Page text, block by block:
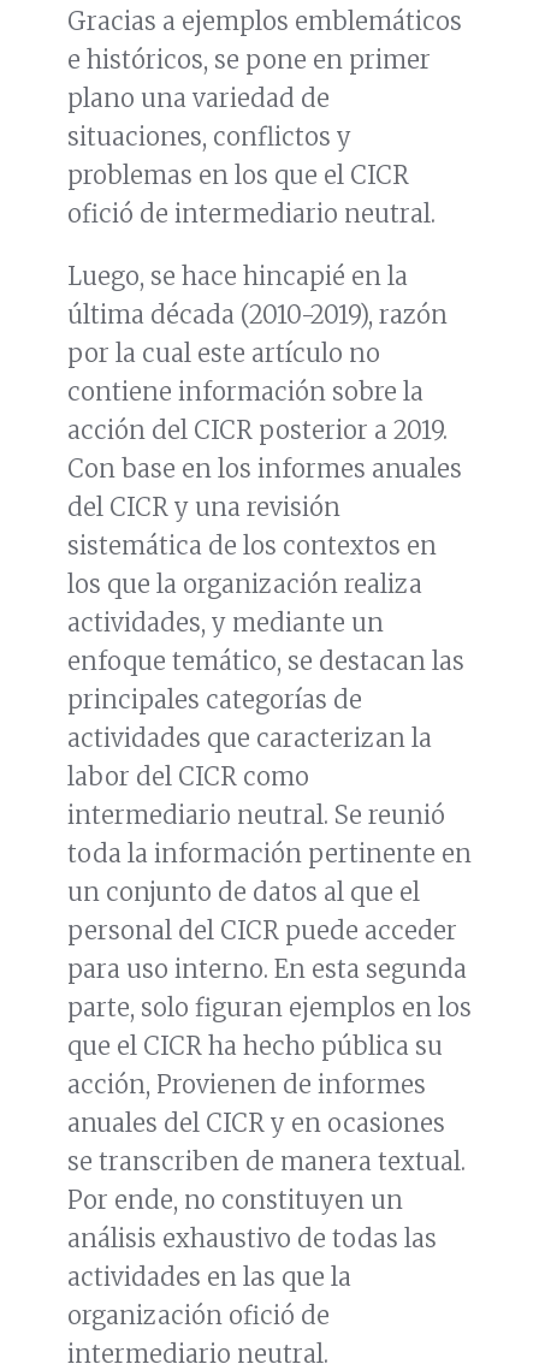
Gracias a ejemplos emblemáticos
e históricos, se pone en primer
plano una variedad de
situaciones, conflictos y
problemas en los que el CICR
ofició de intermediario neutral.
Luego, se hace hincapié en la
última década (2010-2019), razón
por la cual este artículo no
contiene información sobre la
acción del CICR posterior a 2019.
Con base en los informes anuales
del CICR y una revisión
sistemática de los contextos en
los que la organización realiza
actividades, y mediante un
enfoque temático, se destacan las
principales categorías de
actividades que caracterizan la
labor del CICR como
intermediario neutral. Se reunió
toda la información pertinente en
un conjunto de datos al que el
personal del CICR puede acceder
para uso interno. En esta segunda
parte, solo figuran ejemplos en los
que el CICR ha hecho pública su
acción, Provienen de informes
anuales del CICR y en ocasiones
se transcriben de manera textual.
Por ende, no constituyen un
análisis exhaustivo de todas las
actividades en las que la
organización ofició de
intermediario neutral.